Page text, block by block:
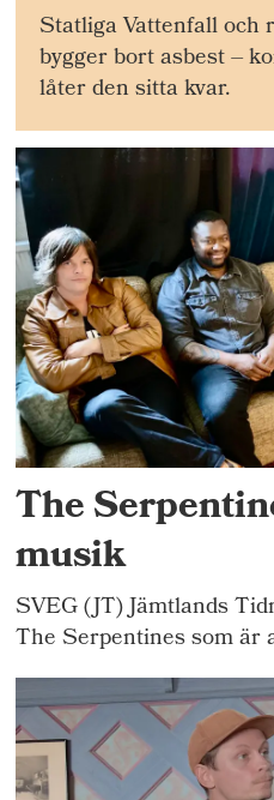
Statliga Vattenfall och
bygger bort asbest –
låter den sitta kvar.
The
musik
SVEG (JT) Jämtlands
The Serpentines som är